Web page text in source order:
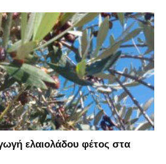
ελαιολάδου φέτος στα